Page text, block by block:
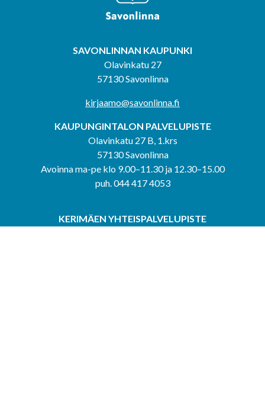
SAVONLINNAN KAUPUNKI
Olavinkatu 27
57130 Savonlinna
kirjaamo@savonlinna.fi
KAUPUNGINTALON PALVELUPISTE
Olavinkatu 27 B, 1.krs
57130 Savonlinna
Avoinna ma-pe klo 9.00–11.30 ja 12.30–15.00
puh. 044 417 4053
KERIMÄEN YHTEISPALVELUPISTE